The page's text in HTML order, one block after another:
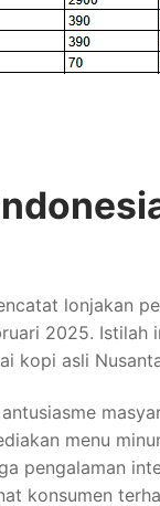
lonjakan
2025.
kopi asli
menu
pengalaman
konsumen